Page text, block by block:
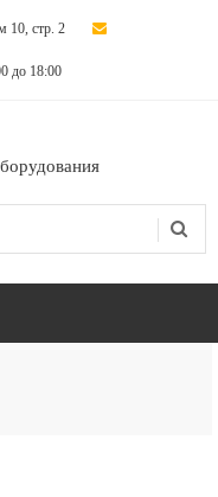
10, стр. 2
до 18:00